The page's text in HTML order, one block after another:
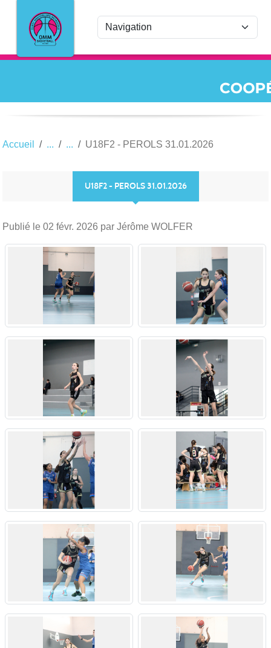
Accueil U18F2 - PEROLS 31.01.2026
U18F2 - PEROLS 31.01.2026
Publié le 02 févr. 2026 par Jérôme WOLFER